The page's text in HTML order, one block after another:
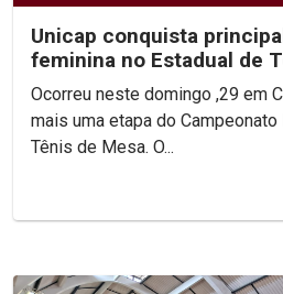
Unicap conquista
feminina no Estadual de
Ocorreu neste domingo ,29 em
mais uma etapa do
Tênis de Mesa. O...